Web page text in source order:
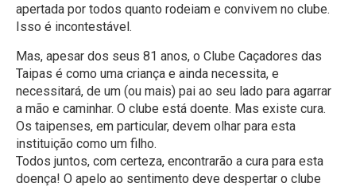
apertada por todos quanto rodeiam e convivem no clube.
Isso é incontestável.
Mas, apesar dos seus 81 anos, o Clube Caçadores das
Taipas é como uma criança e ainda necessita, e
necessitará, de um (ou mais) pai ao seu lado para agarrar
a mão e caminhar. O clube está doente. Mas existe cura.
Os taipenses, em particular, devem olhar para esta
instituição como um filho.
Todos juntos, com certeza, encontrarão a cura para esta
doença! O apelo ao sentimento deve despertar o clube